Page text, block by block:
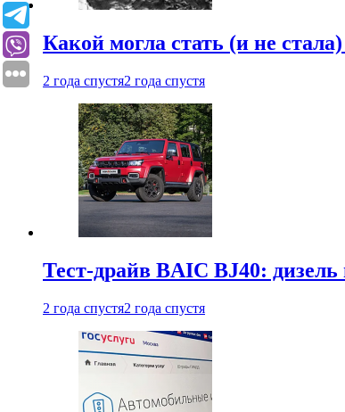
Какой могла стать (и не
2 года спустя2 года спустя
Тест-драйв BAIC BJ40: дизель
2 года спустя2 года спустя